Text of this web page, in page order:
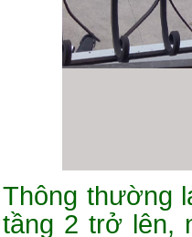
Thông thường
tầng 2 trở lên,